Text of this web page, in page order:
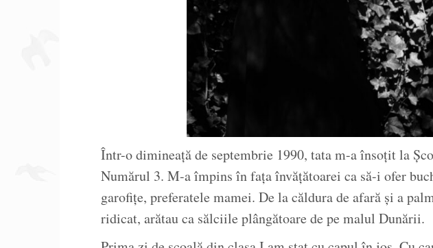
Într-o dimineață de septembrie 1990, tata m-a însoțit la
Numărul 3. M-a împins în fața învățătoarei ca să-i ofer
garofițe, preferatele mamei. De la căldura de afară și a
ridicat, arătau ca sălciile plângătoare de pe malul Dunării.